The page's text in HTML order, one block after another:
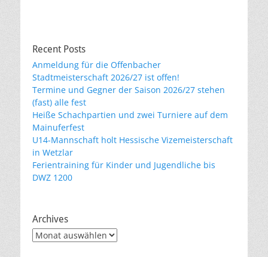
Recent Posts
Anmeldung für die Offenbacher
Stadtmeisterschaft 2026/27 ist offen!
Termine und Gegner der Saison 2026/27 stehen
(fast) alle fest
Heiße Schachpartien und zwei Turniere auf dem
Mainuferfest
U14-Mannschaft holt Hessische Vizemeisterschaft
in Wetzlar
Ferientraining für Kinder und Jugendliche bis
DWZ 1200
Archives
Archives